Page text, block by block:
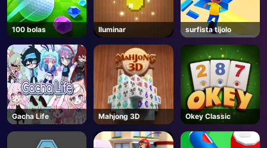
AD
100 bolas Iluminar surfista tijolo
Gacha Life Mahjong 3D Okey Classic